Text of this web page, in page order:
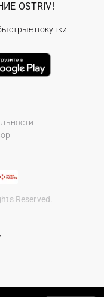
Reserved.
OSTRIV!
покупки